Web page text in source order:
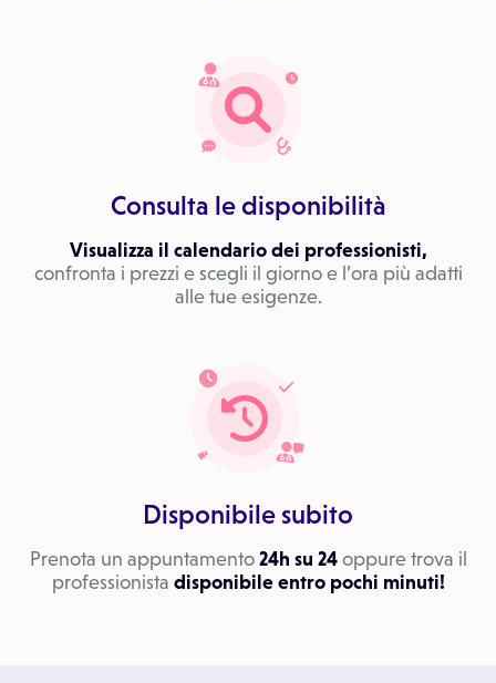
Consulta le disponibilità
Visualizza il calendario dei professionisti,
confronta i prezzi e scegli il giorno e l’ora più adatti
alle tue esigenze.
Disponibile subito
Prenota un appuntamento 24h su 24oppure trova il
professionista disponibile entro pochi minuti!